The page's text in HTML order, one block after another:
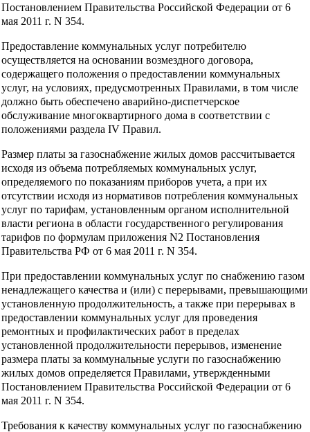
Постановлением Правительства Российской Федерации от 6
мая 2011 г. N 354.
Предоставление коммунальных услуг потребителю
осуществляется на основании возмездного договора,
содержащего положения о предоставлении коммунальных
услуг, на условиях, предусмотренных Правилами, в том числе
должно быть обеспечено аварийно-диспетчерское
обслуживание многоквартирного дома в соответствии с
положениями раздела IV Правил.
Размер платы за газоснабжение жилых домов рассчитывается
исходя из объема потребляемых коммунальных услуг,
определяемого по показаниям приборов учета, а при их
отсутствии исходя из нормативов потребления коммунальных
услуг по тарифам, установленным органом исполнительной
власти региона в области государственного регулирования
тарифов по формулам приложения N2 Постановления
Правительства РФ от 6 мая 2011 г. N 354.
При предоставлении коммунальных услуг по снабжению газом
ненадлежащего качества и (или) с перерывами, превышающими
установленную продолжительность, а также при перерывах в
предоставлении коммунальных услуг для проведения
ремонтных и профилактических работ в пределах
установленной продолжительности перерывов, изменение
размера платы за коммунальные услуги по газоснабжению
жилых домов определяется Правилами, утвержденными
Постановлением Правительства Российской Федерации от 6
мая 2011 г. N 354.
Требования к качеству коммунальных услуг по газоснабжению